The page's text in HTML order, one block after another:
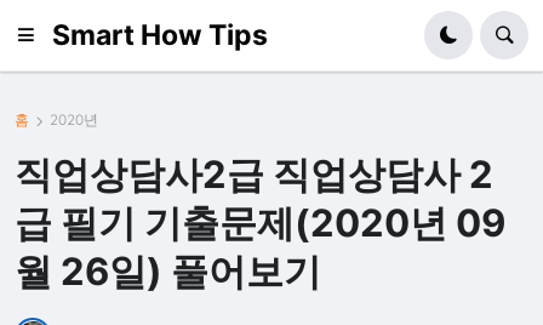
Smart How Tips
홈 2020년
직업상담사2급 직업상담사 2
급 필기 기출문제(2020년 09
월 26일) 풀어보기